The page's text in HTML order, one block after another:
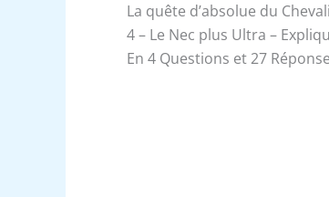
La quête d’absolue du
4 – Le Nec plus Ultra –
En 4 Questions et 27